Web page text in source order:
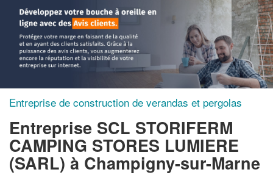
Entreprise de construction de verandas et pergolas
Entreprise SCL STORIFERM
CAMPING STORES LUMIERE
(SARL) à Champigny-sur-Marne